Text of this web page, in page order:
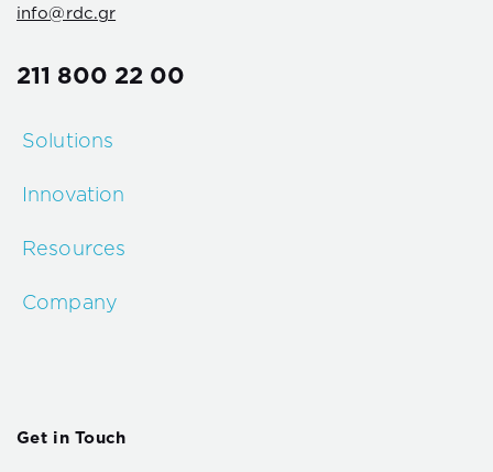
info@rdc.gr
211 800 22 00
Solutions
Innovation
Resources
Company
Get in Touch